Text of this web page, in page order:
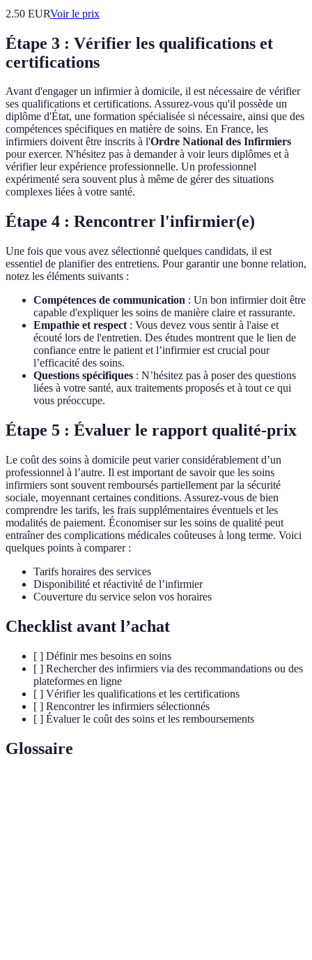
2.50 EURVoir le prix
Étape 3 : Vérifier les qualifications et
certifications
Avant d'engager un infirmier à domicile, il est nécessaire de vérifier
ses qualifications et certifications. Assurez-vous qu'il possède un
diplôme d'État, une formation spécialisée si nécessaire, ainsi que des
compétences spécifiques en matière de soins. En France, les
infirmiers doivent être inscrits à l'Ordre National des Infirmiers
pour exercer. N'hésitez pas à demander à voir leurs diplômes et à
vérifier leur expérience professionnelle. Un professionnel
expérimenté sera souvent plus à même de gérer des situations
complexes liées à votre santé.
Étape 4 : Rencontrer l'infirmier(e)
Une fois que vous avez sélectionné quelques candidats, il est
essentiel de planifier des entretiens. Pour garantir une bonne relation,
notez les éléments suivants :
Compétences de communication : Un bon infirmier doit être
capable d'expliquer les soins de manière claire et rassurante.
Empathie et respect : Vous devez vous sentir à l'aise et
écouté lors de l'entretien. Des études montrent que le lien de
confiance entre le patient et l’infirmier est crucial pour
l’efficacité des soins.
Questions spécifiques : N’hésitez pas à poser des questions
liées à votre santé, aux traitements proposés et à tout ce qui
vous préoccupe.
Étape 5 : Évaluer le rapport qualité-prix
Le coût des soins à domicile peut varier considérablement d’un
professionnel à l’autre. Il est important de savoir que les soins
infirmiers sont souvent remboursés partiellement par la sécurité
sociale, moyennant certaines conditions. Assurez-vous de bien
comprendre les tarifs, les frais supplémentaires éventuels et les
modalités de paiement. Économiser sur les soins de qualité peut
entraîner des complications médicales coûteuses à long terme. Voici
quelques points à comparer :
Tarifs horaires des services
Disponibilité et réactivité de l’infirmier
Couverture du service selon vos horaires
Checklist avant l’achat
[ ] Définir mes besoins en soins
[ ] Rechercher des infirmiers via des recommandations ou des
plateformes en ligne
[ ] Vérifier les qualifications et les certifications
[ ] Rencontrer les infirmiers sélectionnés
[ ] Évaluer le coût des soins et les remboursements
Glossaire